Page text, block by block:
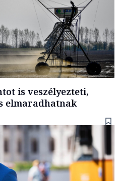
is veszélyezteti,
elmaradhatnak